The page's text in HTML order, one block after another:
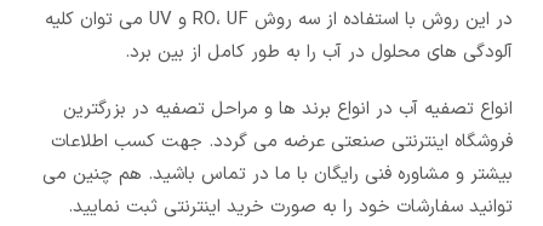
در این روش با استفاده از سه روش RO، UF و UV می توان کلیه
آلودگی های محلول در آب را به طور کامل از بین برد.
انواع تصفیه آب در انواع برند ها و مراحل تصفیه در بزرگترین
فروشگاه اینترنتی صنعتی عرضه می گردد. جهت کسب اطلاعات
بیشتر و مشاوره فنی رایگان با ما در تماس باشید. هم چنین می
توانید سفارشات خود را به صورت خرید اینترنتی ثبت نمایید.